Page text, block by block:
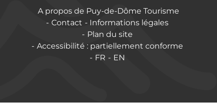
A propos de Puy-de-Dôme Tourisme
Contact
Informations légales
Plan du site
Accessibilité : partiellement conforme
FR
EN